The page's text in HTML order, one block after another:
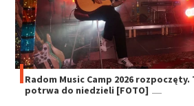
Radom Music Camp 2026 rozpoczęty.
potrwa do niedzieli [FOTO]